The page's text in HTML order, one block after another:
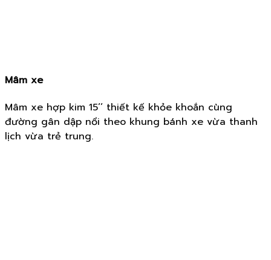
Mâm xe
Mâm xe hợp kim 15’’ thiết kế khỏe khoắn cùng
đường gân dập nổi theo khung bánh xe vừa thanh
lịch vừa trẻ trung.